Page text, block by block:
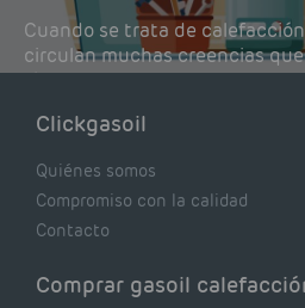
Cuando se trata de
circulan muchas creencias
lógicas pero que, en realidad,
de tu caldera. Pocas se
Clickgasoil
Quiénes somos
Compromiso con la calidad
Contacto
Comprar gasoil